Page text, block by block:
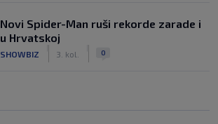
Novi Spider-Man ruši rekorde zarade i
u Hrvatskoj
SHOWBIZ 3. kol. 0